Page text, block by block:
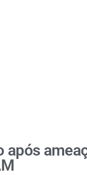
após